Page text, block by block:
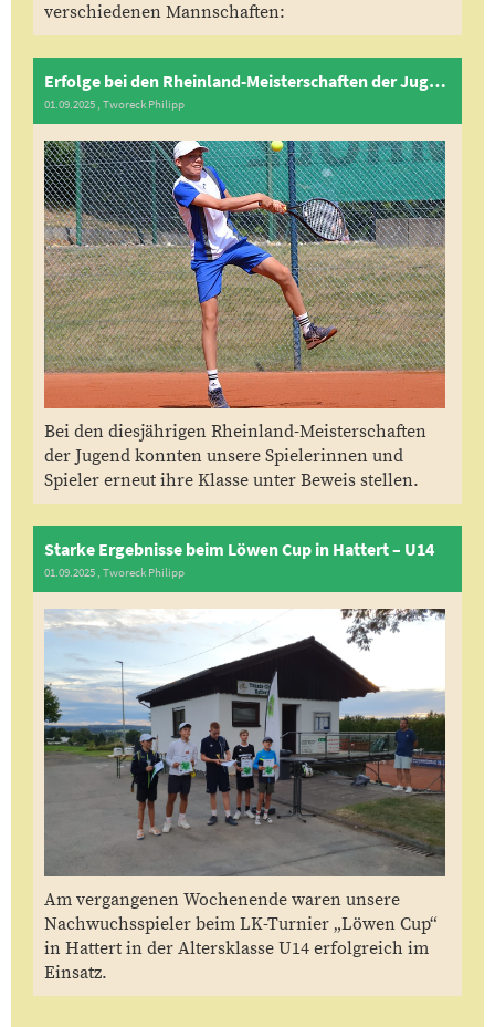
verschiedenen Mannschaften:
Erfolge bei den Rheinland-Meisterschaften der Jugend
01.09.2025 , Tworeck Philipp
Bei den diesjährigen Rheinland-Meisterschaften
der Jugend konnten unsere Spielerinnen und
Spieler erneut ihre Klasse unter Beweis stellen.
Starke Ergebnisse beim Löwen Cup in Hattert – U14
01.09.2025 , Tworeck Philipp
Am vergangenen Wochenende waren unsere
Nachwuchsspieler beim LK-Turnier „Löwen Cup“
in Hattert in der Altersklasse U14 erfolgreich im
Einsatz.